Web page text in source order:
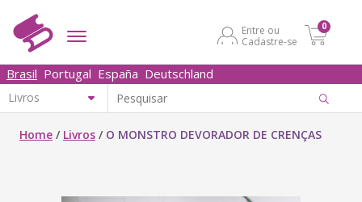
Entre ou
Cadastre-se
0
Brasil Portugal España Deutschland
Home / Livros / O MONSTRO DEVORADOR DE CRENÇAS